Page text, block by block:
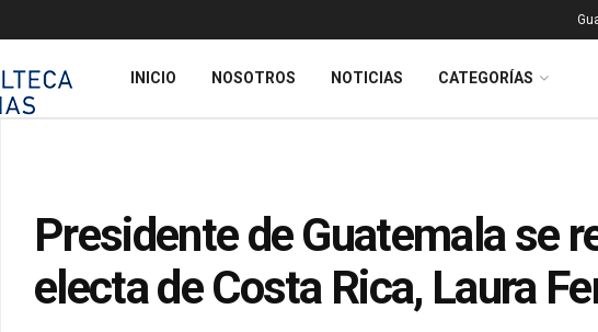
INICIO NOSOTROS NOTICIAS CATEGORÍAS
Presidente de Guatemala se
electa de Costa Rica, Laura